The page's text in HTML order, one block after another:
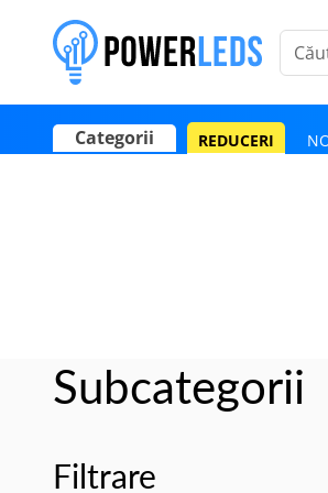
Categorii REDUCERI
Subcategorii
Filtrare
Poate mai târziu Activează